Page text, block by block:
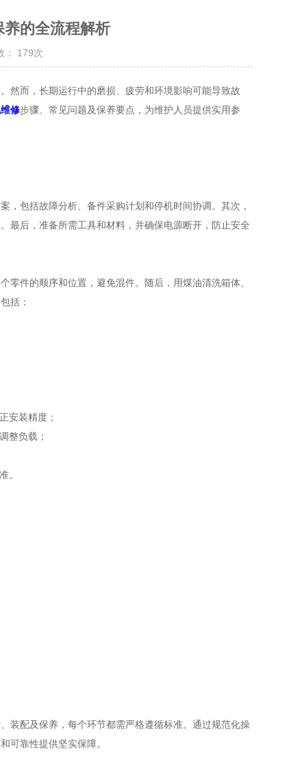
的全流程解析
179次
而，长期运行中的磨损、疲劳和环境影响可能导致故
修步骤、常见问题及保养要点，为维护人员提供实用参
包括故障分析、备件采购计划和停机时间协调。其次，
最后，准备所需工具和材料，并确保电源断开，防止安全
件的顺序和位置，避免混件。随后，用煤油清洗箱体、
括：
安装精度；
整负载；
。
配及保养，每个环节都需严格遵循标准。通过规范化操
可靠性提供坚实保障。